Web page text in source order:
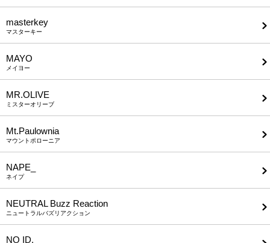
masterkey
マスターキー
MAYO
メイヨー
MR.OLIVE
ミスターオリーブ
Mt.Paulownia
マウントポローニア
NAPE_
ネイプ
NEUTRAL Buzz Reaction
ニュートラルバズリアクション
NO ID.